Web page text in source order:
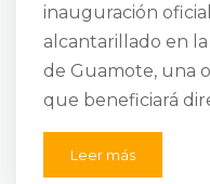
inauguración
alcantarillado en
de Guamote, una
que beneficiará
Leer más